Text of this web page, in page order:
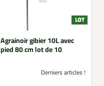
Agrainoir gibier 10L avec
pied 80 cm lot de 10
Derniers articles !